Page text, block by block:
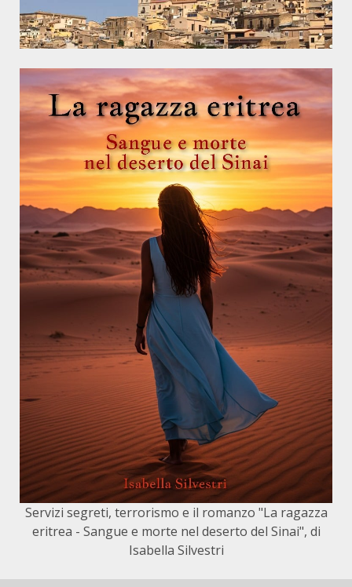
Servizi segreti, terrorismo e il romanzo "La ragazza
eritrea - Sangue e morte nel deserto del Sinai", di
Isabella Silvestri